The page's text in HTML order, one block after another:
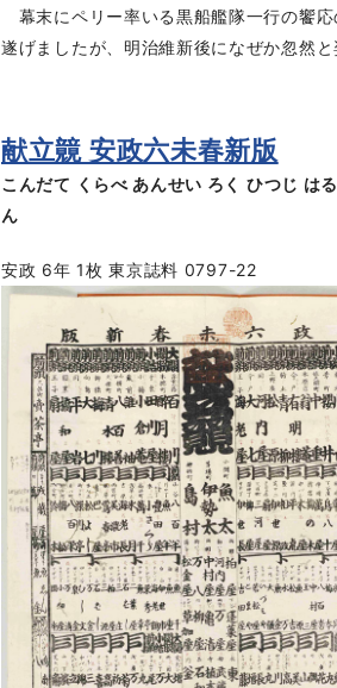
幕末にペリー率いる黒船艦隊一行の饗
遂げましたが、明治維新後になぜか忽然
献立竸 安政六未春新版
こんだて くらべ あんせい ろく ひつじ は
ん
安政 6年 1枚 東京誌料 0797-22